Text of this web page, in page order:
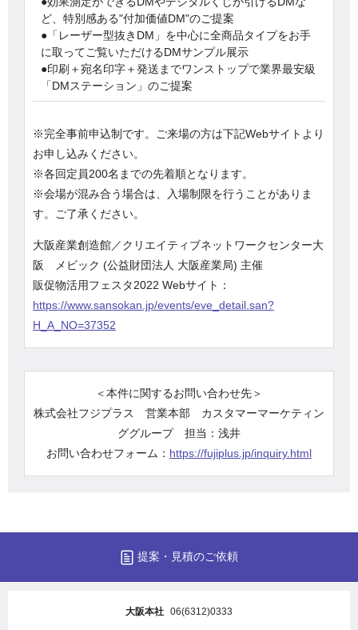
ど、特別感ある"付加価値DM"のご提案
●「レーザー型抜きDM」を中心に全商品タイプをお手
に取ってご覧いただけるDMサンプル展示
●印刷＋宛名印字＋発送までワンストップで業界最安級
「DMステーション」のご提案
※完全事前申込制です。ご来場の方は下記Webサイトより
お申し込みください。
※各回定員200名までの先着順となります。
※会場が混み合う場合は、入場制限を行うことがありま
す。ご了承ください。
大阪産業創造館／クリエイティブネットワークセンター大
阪 メビック (公益財団法人 大阪産業局) 主催
販促物活用フェスタ2022 Webサイト：
https://www.sansokan.jp/events/eve_detail.san?
H_A_NO=37352
＜本件に関するお問い合わせ先＞
株式会社フジプラス 営業本部 カスタマーマーケティン
ググループ 担当：浅井
お問い合わせフォーム： https://fujiplus.jp/inquiry.html
提案・見積のご依頼
大阪本社 06(6312)0333